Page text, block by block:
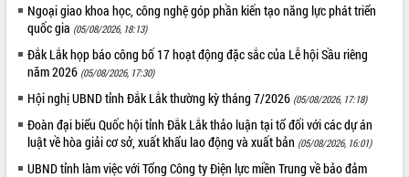
Đắk Lắk: Tôn vinh 46 giải pháp tại Hội
thi Sáng tạo Kỹ thuật 2024 - 2025
Đắk Lắk rà soát, điều chỉnh Đề án 190
về phát triển nuôi trồng thủy sản
Phó Chủ tịch UBND tỉnh Đắk Lắk
Trương Công Thái kiểm tra thực địa
Dự án cao tốc Khánh Hòa - Buôn Ma
Ngoại giao khoa học, công nghệ góp phần kiến tạo năng lực phát triển
quốc gia (05/08/2026, 18:13)
Đắk Lắk họp báo công bố 17 hoạt động đặc sắc của Lễ hội Sầu riêng
năm 2026 (05/08/2026, 17:30)
Hội nghị UBND tỉnh Đắk Lắk thường kỳ tháng 7/2026 (05/08/2026, 17:18)
Đoàn đại biểu Quốc hội tỉnh Đắk Lắk thảo luận tại tổ đối với các dự án
luật về hòa giải cơ sở, xuất khẩu lao động và xuất bản (05/08/2026, 16:01)
UBND tỉnh làm việc với Tổng Công ty Điện lực miền Trung về bảo đảm